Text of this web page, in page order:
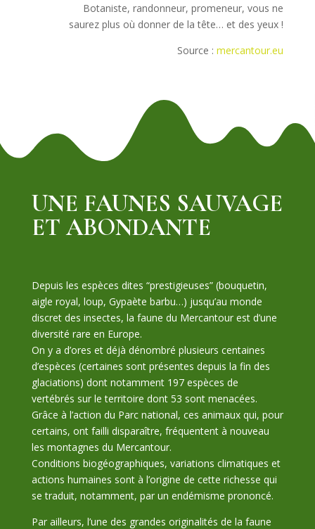
Botaniste, randonneur, promeneur, vous ne
saurez plus où donner de la tête… et des yeux !
Source :mercantour.eu
UNE FAUNES SAUVAGE
ET ABONDANTE
Depuis les espèces dites “prestigieuses” (bouquetin,
aigle royal, loup, Gypaète barbu…) jusqu’au monde
discret des insectes, la faune du Mercantour est d’une
diversité rare en Europe.
On y a d’ores et déjà dénombré plusieurs centaines
d’espèces (certaines sont présentes depuis la fin des
glaciations) dont notamment 197 espèces de
vertébrés sur le territoire dont 53 sont menacées.
Grâce à l’action du Parc national, ces animaux qui, pour
certains, ont failli disparaître, fréquentent à nouveau
les montagnes du Mercantour.
Conditions biogéographiques, variations climatiques et
actions humaines sont à l’origine de cette richesse qui
se traduit, notamment, par un endémisme prononcé.
Par ailleurs, l’une des grandes originalités de la faune